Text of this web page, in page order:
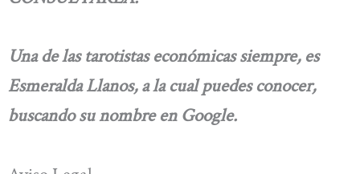
Una de las tarotistas económicas siempre, es
Esmeralda Llanos, a la cual puedes conocer,
buscando su nombre en Google.